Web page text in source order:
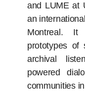
and LUME at
an
Montreal. It
prototypes of
archival
powered
communities